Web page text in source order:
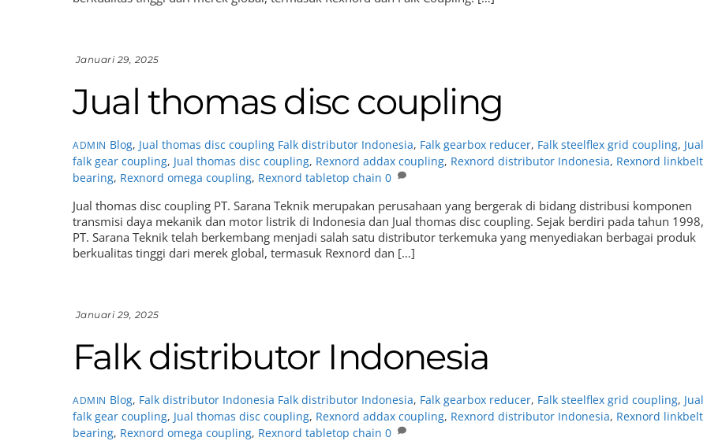
Januari 29, 2025
Jual thomas disc coupling
ADMIN Blog, Jual thomas disc coupling Falk distributor Indonesia, Falk gearbox reducer, Falk steelflex grid coupling, Jual
falk gear coupling, Jual thomas disc coupling, Rexnord addax coupling, Rexnord distributor Indonesia, Rexnord linkbelt
bearing, Rexnord omega coupling, Rexnord tabletop chain 0
Jual thomas disc coupling PT. Sarana Teknik merupakan perusahaan yang bergerak di bidang distribusi komponen
transmisi daya mekanik dan motor listrik di Indonesia dan Jual thomas disc coupling. Sejak berdiri pada tahun 1998,
PT. Sarana Teknik telah berkembang menjadi salah satu distributor terkemuka yang menyediakan berbagai produk
berkualitas tinggi dari merek global, termasuk Rexnord dan […]
Januari 29, 2025
Falk distributor Indonesia
ADMIN Blog, Falk distributor Indonesia Falk distributor Indonesia, Falk gearbox reducer, Falk steelflex grid coupling, Jual
falk gear coupling, Jual thomas disc coupling, Rexnord addax coupling, Rexnord distributor Indonesia, Rexnord linkbelt
bearing, Rexnord omega coupling, Rexnord tabletop chain 0